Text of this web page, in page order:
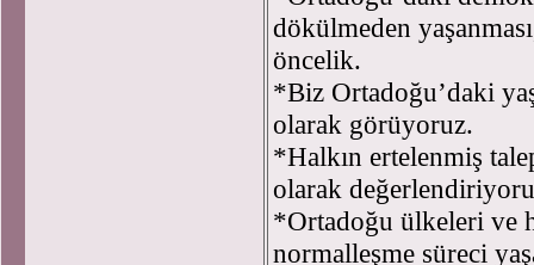
dökülmeden
öncelik.
*Biz Ortadoğu’daki
olarak görüyoruz.
*Halkın ertelenmiş
olarak
*Ortadoğu ülkeleri ve
normalleşme süreci